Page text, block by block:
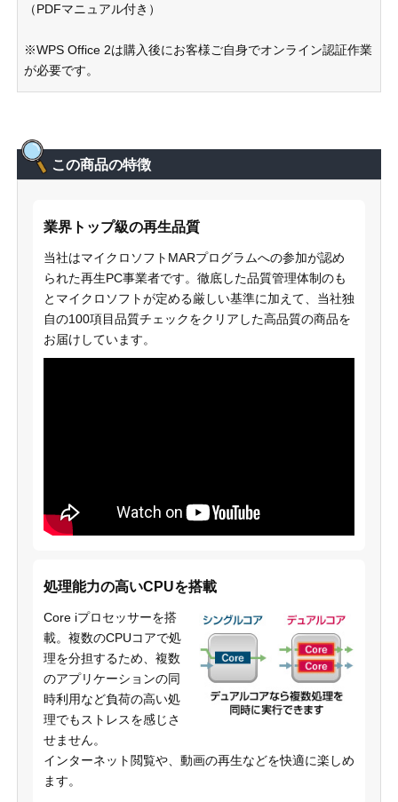
（PDFマニュアル付き）
※WPS Office 2は購入後にお客様ご自身でオンライン認証作業
が必要です。
この商品の特徴
業界トップ級の再生品質
当社はマイクロソフトMARプログラムへの参加が認め
られた再生PC事業者です。徹底した品質管理体制のも
とマイクロソフトが定める厳しい基準に加えて、当社独
自の100項目品質チェックをクリアした高品質の商品を
お届けしています。
処理能力の高いCPUを搭載
Core iプロセッサーを搭
載。複数のCPUコアで処
理を分担するため、複数
のアプリケーションの同
時利用など負荷の高い処
理でもストレスを感じさ
せません。
インターネット閲覧や、動画の再生などを快適に楽しめ
ます。